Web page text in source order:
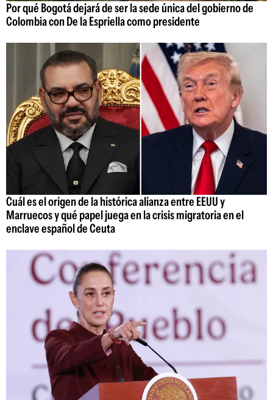
Por qué Bogotá dejará de ser la sede única del gobierno de
Colombia con De la Espriella como presidente
Cuál es el origen de la histórica alianza entre EEUU y
Marruecos y qué papel juega en la crisis migratoria en el
enclave español de Ceuta